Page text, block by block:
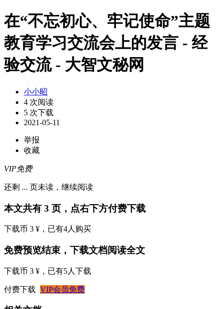
在“不忘初心、牢记使命”主题
教育学习交流会上的发言 - 经
验交流 - 大智文秘网
小小昭
4 次阅读
5 次下载
2021-05-11
举报
收藏
VIP免费
还剩 ... 页未读， 继续阅读
本文共有 3 页，点右下方付费下载
下载币 3 ¥ ，已有4人购买
免费预览结束，下载文档阅读全文
下载币 3 ¥ ，已有5人下载
付费下载 VIP会员免费